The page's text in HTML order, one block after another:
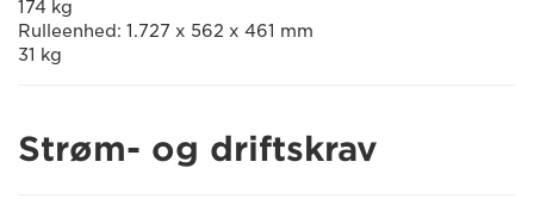
174 kg
Rulleenhed: 1.727 x 562 x 461 mm
31 kg
Strøm- og driftskrav